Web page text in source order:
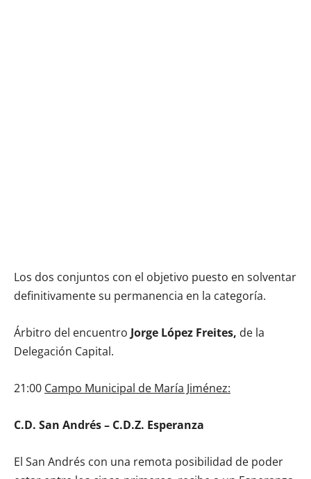
Los dos conjuntos con el objetivo puesto en solventar
definitivamente su permanencia en la categoría.
Árbitro del encuentro Jorge López Freites, de la
Delegación Capital.
21:00 Campo Municipal de María Jiménez:
C.D. San Andrés – C.D.Z. Esperanza
El San Andrés con una remota posibilidad de poder